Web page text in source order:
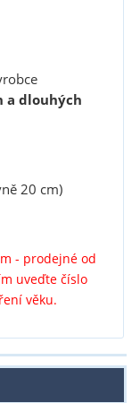
dlouhých
20 cm)
- prodejné od
uveďte číslo
věku.